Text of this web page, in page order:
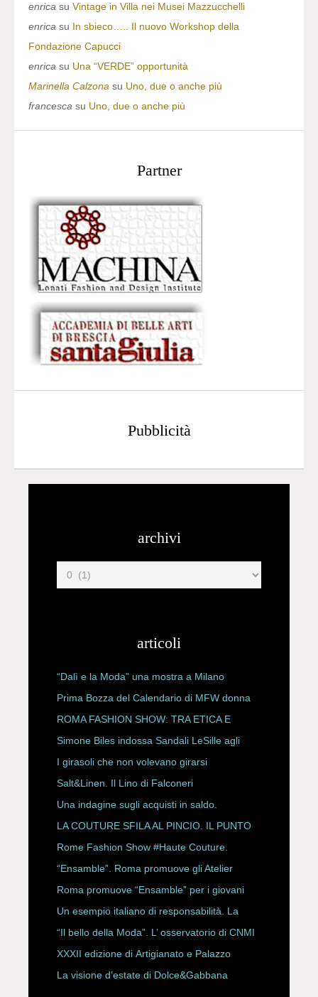
enrica su Vintage in Villa nei Musei Mazzucchelli
enrica su In sbieco….. Il nuovo Workshop della
Fondazione Capucci
enrica su Una “VERDE” opportunità
Marinella Calzona su Uno, due o anche più
francesca su Uno, due o anche più
Partner
Pubblicità
archivi
articoli
“Dalì e la Moda” una mostra a Milano
Prima Bozza del Calendario di MFW donna
P/E 2027
ROMA FASHION SHOW: TRA ETICA E
HAUTE COUTURE
Simone Biles indossa Sandali LeSille agli
ESPY Awards 2026
I girasoli che non volevano girarsi
Salt&Linen. Il Lino di Falconeri
Una indagine sugli acquisti in saldo.
LA COUTURE SFILA AL PINCIO. IL PUNTO
CON ALESSANDRO ONORATO E
ROBERTA ANGELILLI
Rome Fashion Show #Haute Couture.
“Ensamble”. Roma promuove gli Atelier
Storici
Roma promuove “Ensamble” per i giovani
Un esempio italiano di responsabilità. La
Rete Slow Fiber
“Il bello della Moda”. L’ osservatorio di CNMI
XXXII edizione di Artigianato e Palazzo
La visione d’estate di Dolce&Gabbana